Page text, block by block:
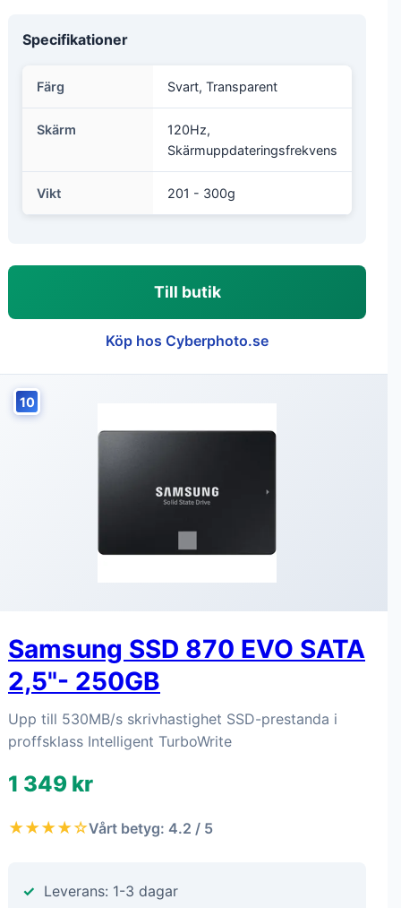
Specifikationer
Färg Svart, Transparent
Skärm
120Hz,
Skärmuppdateringsfrekvens
Vikt 201 - 300g
Till butik
Köp hos Cyberphoto.se
10
Samsung SSD 870 EVO SATA
2,5"- 250GB
Upp till 530MB/s skrivhastighet SSD-prestanda i
proffsklass Intelligent TurboWrite
1 349 kr
★★★★☆Vårt betyg: 4.2 / 5
Leverans: 1-3 dagar